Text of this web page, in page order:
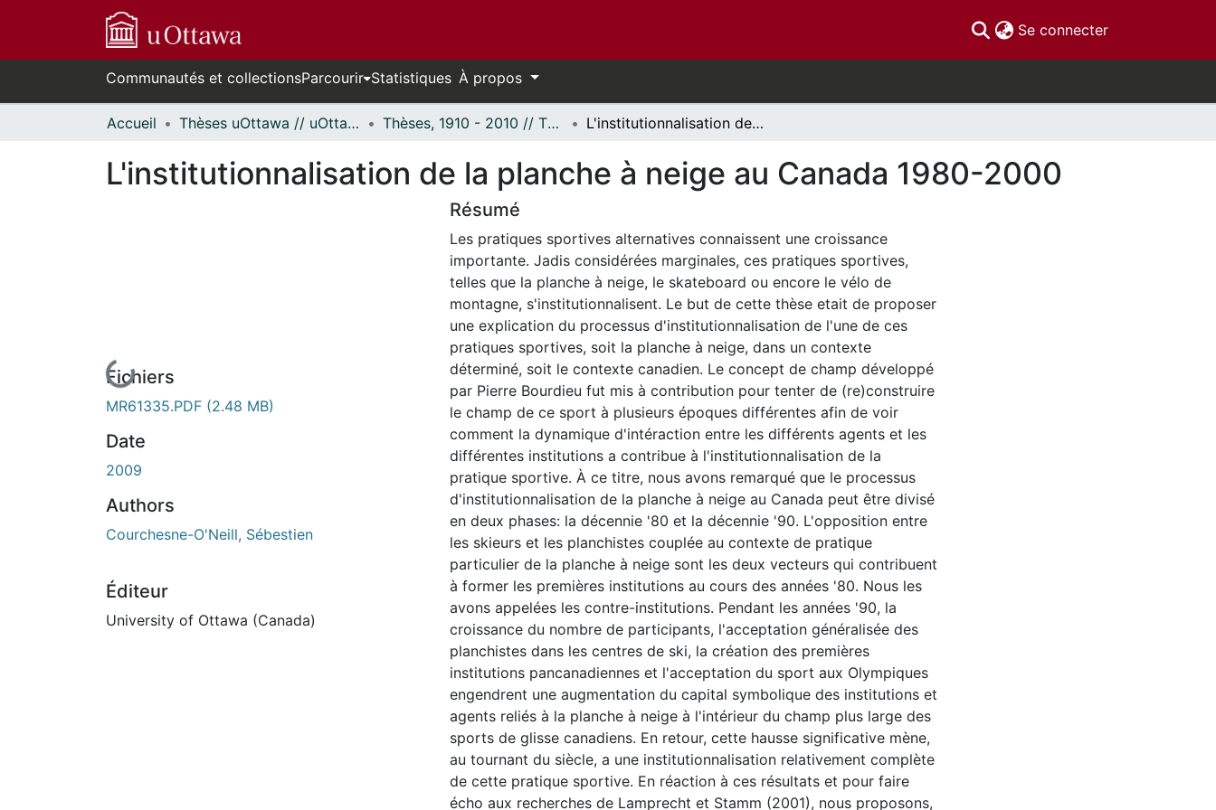
Se connecter(current)
Communautés et collectionsParcourir Statistiques À propos
Accueil Thèses uOttawa // uOttawa Theses Thèses, 1910 - 2010 // Theses, 1910 - 2010 L'institutionnalisation de la planche à neige au Canada 1980-2000
L'institutionnalisation de la planche à neige au Canada 1980-2000
En cours de chargement...
Fichiers
MR61335.PDF (2.48 MB)
Date
2009
Authors
Courchesne-O'Neill, Sébestien
Éditeur
University of Ottawa (Canada)
Résumé
Les pratiques sportives alternatives connaissent une croissance
importante. Jadis considérées marginales, ces pratiques sportives,
telles que la planche à neige, le skateboard ou encore le vélo de
montagne, s'institutionnalisent. Le but de cette thèse etait de proposer
une explication du processus d'institutionnalisation de l'une de ces
pratiques sportives, soit la planche à neige, dans un contexte
déterminé, soit le contexte canadien. Le concept de champ développé
par Pierre Bourdieu fut mis à contribution pour tenter de (re)construire
le champ de ce sport à plusieurs époques différentes afin de voir
comment la dynamique d'intéraction entre les différents agents et les
différentes institutions a contribue à l'institutionnalisation de la
pratique sportive. À ce titre, nous avons remarqué que le processus
d'institutionnalisation de la planche à neige au Canada peut être divisé
en deux phases: la décennie '80 et la décennie '90. L'opposition entre
les skieurs et les planchistes couplée au contexte de pratique
particulier de la planche à neige sont les deux vecteurs qui contribuent
à former les premières institutions au cours des années '80. Nous les
avons appelées les contre-institutions. Pendant les années '90, la
croissance du nombre de participants, l'acceptation généralisée des
planchistes dans les centres de ski, la création des premières
institutions pancanadiennes et l'acceptation du sport aux Olympiques
engendrent une augmentation du capital symbolique des institutions et
agents reliés à la planche à neige à l'intérieur du champ plus large des
sports de glisse canadiens. En retour, cette hausse significative mène,
au tournant du siècle, a une institutionnalisation relativement complète
de cette pratique sportive. En réaction à ces résultats et pour faire
écho aux recherches de Lamprecht et Stamm (2001), nous proposons,